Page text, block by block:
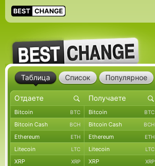
Таблица Список Популярное
Bitcoin BTC Bitcoin BTC
Bitcoin Cash BCH Bitcoin Cash BCH
Ethereum ETH Ethereum ETH
Litecoin LTC Litecoin LTC
XRP XRP XRP XRP